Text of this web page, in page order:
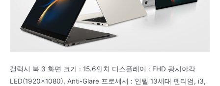
갤럭시 북 3 화면 크기 : 15.6인치 디스플레이 : FHD 광시야각
LED(1920×1080), Anti-Glare 프로세서 : 인텔 13세대 펜티엄, i3,